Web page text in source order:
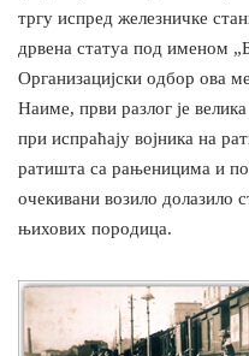
тргу испред железничке
дрвена статуа под именом
Организацијски одбор ова
Наиме, први разлог је
при испраћају војника на
ратишта са рањеницима и
очекивани возило долазило
њихових породица.